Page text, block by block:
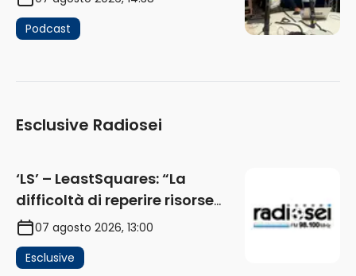
Podcast
Esclusive Radiosei
‘LS’ – LeastSquares: “La
difficoltà di reperire risorse
impatta sul mercato. Senza
investimenti non arrivano i
ricavi” (AUDIO)
07 agosto 2026, 13:00
Esclusive